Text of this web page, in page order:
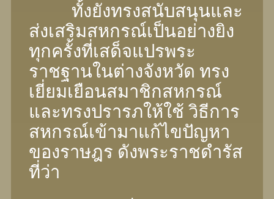
ทั้งยังทรงสนับสนุนและ
ส่งเสริมสหกรณ์เป็นอย่างยิง
ทุกครั้งที่เสด็จแปรพระ
ราชฐานในต่างจังหวัด ทรง
เยี่ยมเยือนสมาชิกสหกรณ์
และทรงปรารภให้ใช้ วิธีการ
สหกรณ์เข้ามาแก้ไขปัญหา
ของราษฎร ดังพระราชดํารัส
ที่ว่า